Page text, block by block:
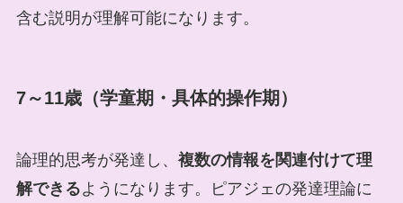
含む説明が理解可能になります。
7～11歳（学童期・具体的操作期）
論理的思考が発達し、 複数の情報を関連付けて理
解できるようになります。ピアジェの発達理論に